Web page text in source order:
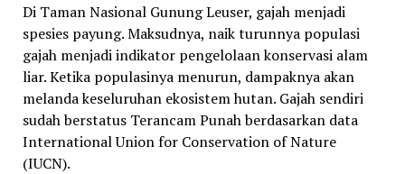
Di Taman Nasional Gunung Leuser, gajah menjadi
spesies payung. Maksudnya, naik turunnya populasi
gajah menjadi indikator pengelolaan konservasi alam
liar. Ketika populasinya menurun, dampaknya akan
melanda keseluruhan ekosistem hutan. Gajah sendiri
sudah berstatus Terancam Punah berdasarkan data
International Union for Conservation of Nature
(IUCN).